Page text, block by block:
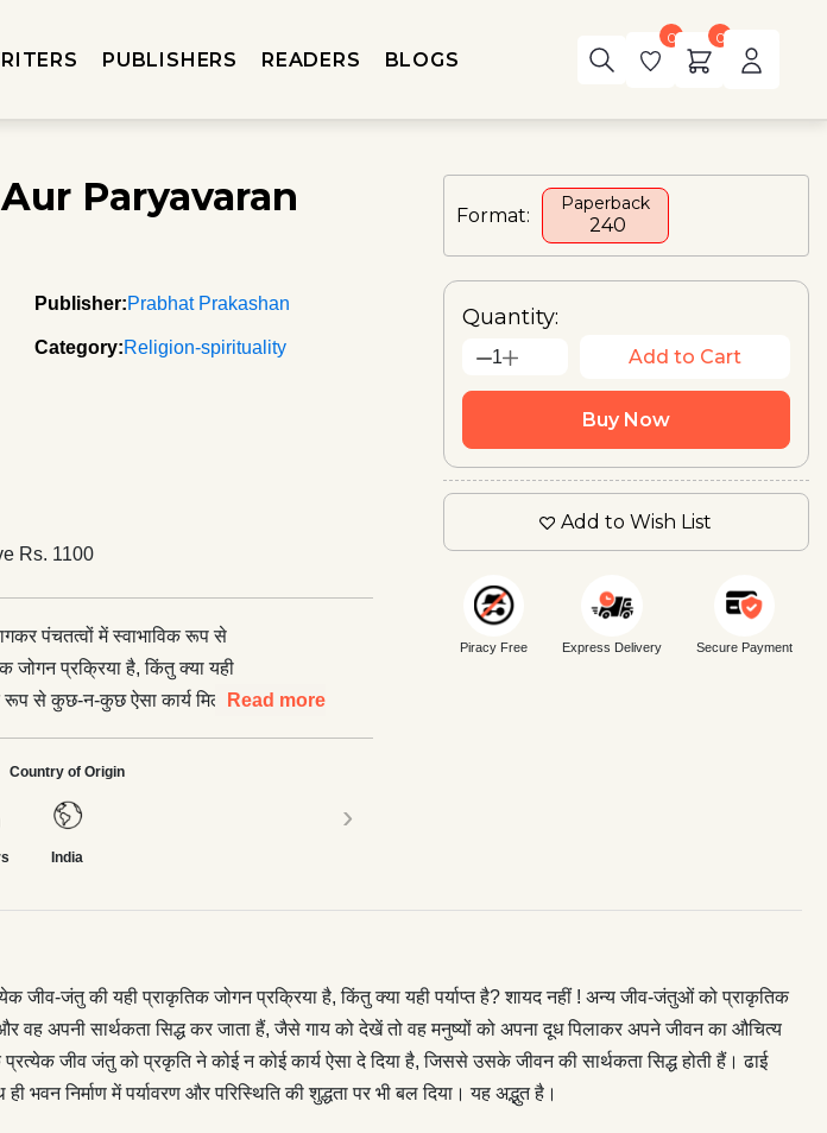
PUBLISHERS READERS BLOGS
0 0
Paryavaran
Publisher:Prabhat Prakashan
Category:Religion-spirituality
Rs. 1100
पंचतत्वों में स्वाभाविक रूप से
जोगन प्रक्रिया है, किंतु क्या यही
रूप से कुछ-न-कुछ ऐसा कार्य मिला हुआ
को अपना दूध पिलाकर अपने जीवन
द्वारा उन्हें जोतकर अपनी उपयोगिता
ने कोई न कोई कार्य ऐसा दे दिया
वर्ष पूर्व महात्मा बुद्ध ने भौगोलिक
रह पाएगी। मनुष्य को चाहिए
नहरों में बहते जल को स्वच्छ रखें
Read more
Country of Origin
India
›
Format:
Paperback
₹ 240
Quantity:
1 Add to Cart
Buy Now
Add to Wish List
Piracy Free Express Delivery Secure Payment
जीव-जंतु की यही प्राकृतिक जोगन प्रक्रिया है, किंतु क्या यही पर्याप्त है? शायद नहीं ! अन्य जीव-जंतुओं को प्राकृतिक
अपनी सार्थकता सिद्ध कर जाता हैं, जैसे गाय को देखें तो वह मनुष्यों को अपना दूध पिलाकर अपने जीवन का औचित्य
जीव जंतु को प्रकृति ने कोई न कोई कार्य ऐसा दे दिया है, जिससे उसके जीवन की सार्थकता सिद्ध होती हैं। ढाई
भवन निर्माण में पर्यावरण और परिस्थिति की शुद्धता पर भी बल दिया। यह अद्भुत है।